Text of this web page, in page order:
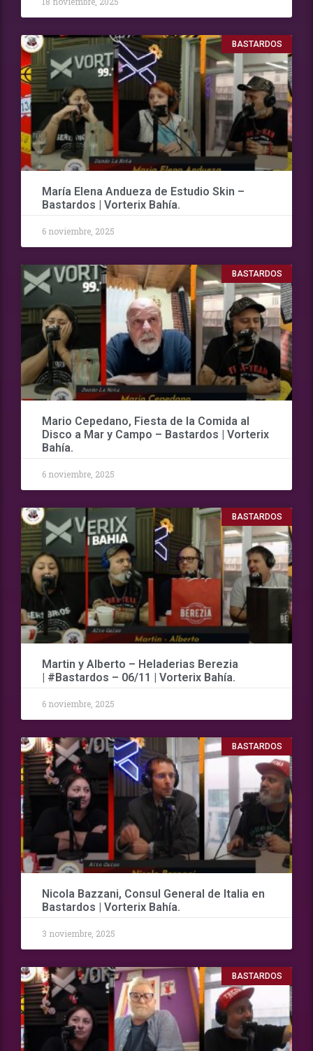
BASTARDOS
María Elena Andueza de Estudio Skin –
Bastardos | Vorterix Bahía.
6 noviembre, 2025
BASTARDOS
Mario Cepedano, Fiesta de la Comida al
Disco a Mar y Campo – Bastardos | Vorterix
Bahía.
6 noviembre, 2025
BASTARDOS
Martin y Alberto – Heladerias Berezia
| #Bastardos – 06/11 | Vorterix Bahía.
6 noviembre, 2025
BASTARDOS
Nicola Bazzani, Consul General de Italia en
Bastardos | Vorterix Bahía.
3 noviembre, 2025
BASTARDOS